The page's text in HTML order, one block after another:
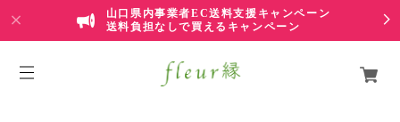
山口県内事業者EC送料支援キャンペーン
送料負担なしで買えるキャンペーン